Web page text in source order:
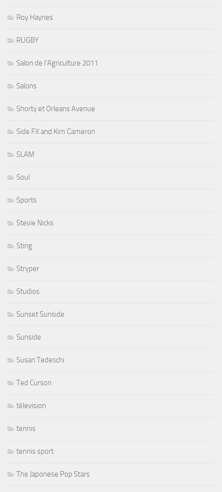
Roy Haynes
RUGBY
Salon de l'Agriculture 2011
Salons
Shorty et Orleans Avenue
Side FX and Kim Cameron
SLAM
Soul
Sports
Stevie Nicks
Sting
Stryper
Studios
Sunset Sunside
Sunside
Susan Tedeschi
Ted Curson
télevision
tennis
tennis sport
The Japonese Pop Stars